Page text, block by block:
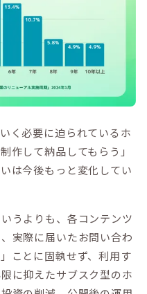
く必要に迫られているホ
作して納品してもらう」
は今後もっと変化してい
うよりも、各コンテンツ
実際に届いたお問い合わ
ことに固執せず、利用す
に抑えたサブスク型のホ